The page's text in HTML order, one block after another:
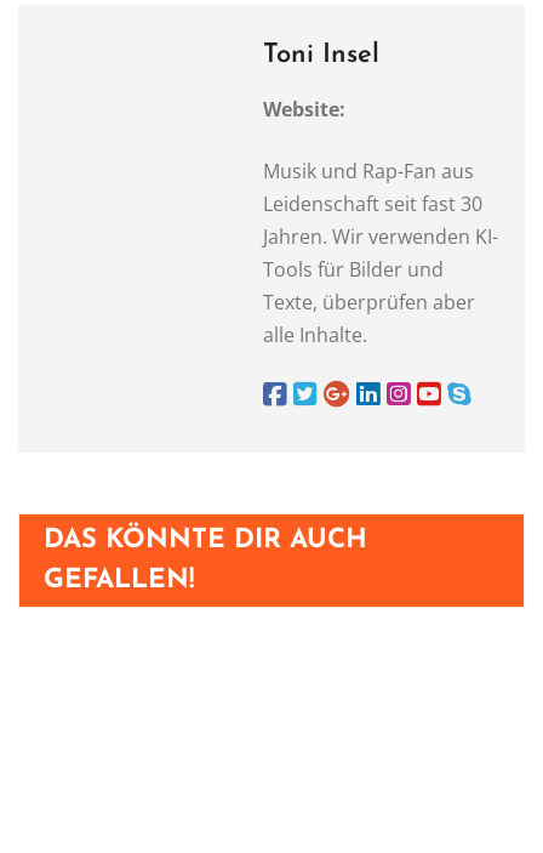
Toni Insel
Website:
Musik und Rap-Fan aus
Leidenschaft seit fast 30
Jahren. Wir verwenden KI-
Tools für Bilder und
Texte, überprüfen aber
alle Inhalte.
DAS KÖNNTE DIR AUCH
GEFALLEN!